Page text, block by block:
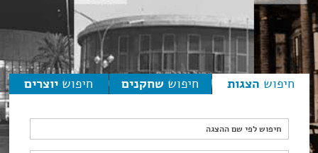
חיפוש הצגות חיפוש שחקנים חיפוש יוצרים
חיפוש לפי שם ההצגה